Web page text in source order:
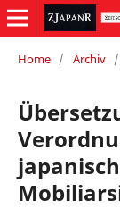
Home / Archiv /